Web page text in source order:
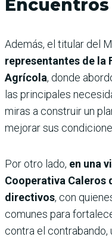
Encuentros
Además, el titular del
representantes de la
Agrícola, donde
las principales
miras a construir un
mejorar sus
Por otro lado, en una
Cooperativa Caleros
directivos, con
comunes para
contra el contrabando,